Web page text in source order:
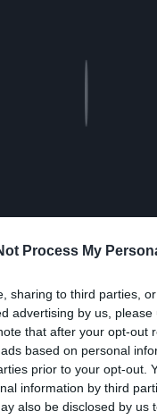
Process My
sharing to third parties,
advertising by us,
that after your opt-out
based on personal
prior to your opt-out.
information by third
also be disclosed by us
ad